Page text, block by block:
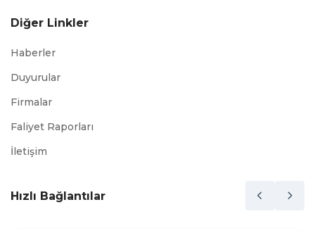
Diğer Linkler
Haberler
Duyurular
Firmalar
Faliyet Raporları
İletişim
Hızlı Bağlantılar